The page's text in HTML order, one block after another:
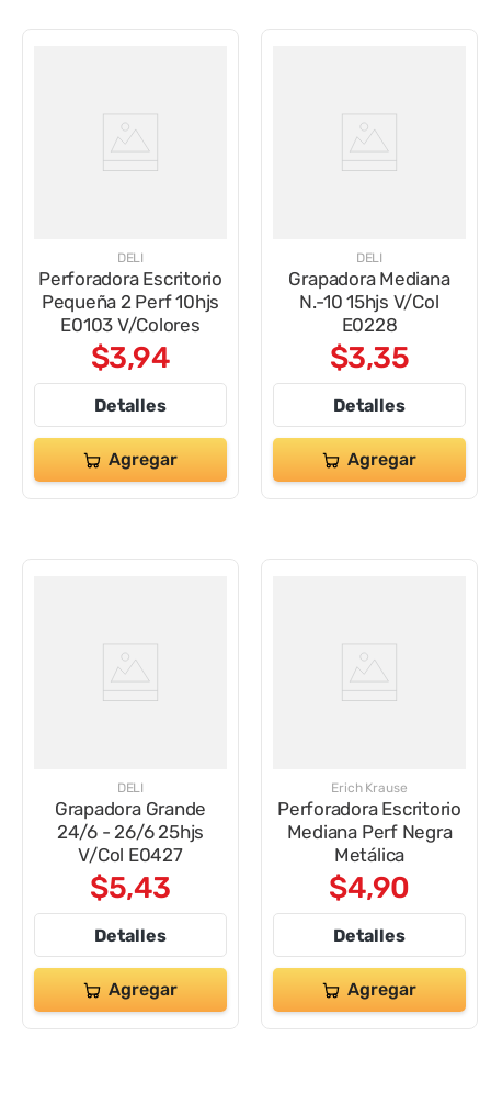
DELI
Perforadora Escritorio
Pequeña 2 Perf 10hjs
E0103 V/Colores
$3,94
Detalles
Agregar
DELI
Grapadora Mediana
N.-10 15hjs V/Col
E0228
$3,35
Detalles
Agregar
DELI
Grapadora Grande
24/6 - 26/6 25hjs
V/Col E0427
$5,43
Detalles
Agregar
Erich Krause
Perforadora Escritorio
Mediana Perf Negra
Metálica
$4,90
Detalles
Agregar